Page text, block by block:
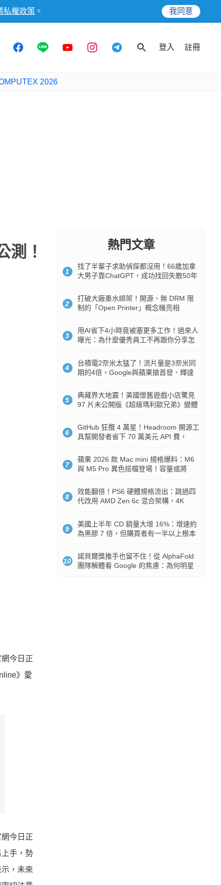
私權政策 。 我同意
登入 註冊
2026
測！
今日正
》愛
今日正
手，勢
，未來
熱門文章
1
找了半輩子求助偵探都沒用！66歲加拿
大男子靠ChatGPT，成功找回失散50年
2
打破大廠墨水綁架！開源、無 DRM 限
制的「Open Printer」概念機亮相
3
用AI省下4小時竟被塞更多工作！過來人
曝光：為什麼優秀員工不再跟你分享怎
4
台積電2奈米太猛了！流片量是3奈米同
期的4倍，Google與蘋果搶首發、輝達
5
典藏界大地震！美國懷舊遊戲小店驚見
97 片未公開版《超級瑪利歐兄弟》變體
6
GitHub 狂攬 4 萬星！Headroom 開源工
具幫開發者省下 70 萬美元 API 費，
7
蘋果 2026 款 Mac mini 規格爆料：M6
與 M5 Pro 異色搭檔登場！容量或將
8
效能翻倍！PS6 硬體規格流出：跳過四
代改用 AMD Zen 6c 混合架構，4K
9
美國上半年 CD 銷量大增 16%：增速約
為黑膠 7 倍，但購買者有一半以上根本
10
諾貝爾獎推手也留不住！從 AlphaFold
團隊解體看 Google 的焦慮：為何明星